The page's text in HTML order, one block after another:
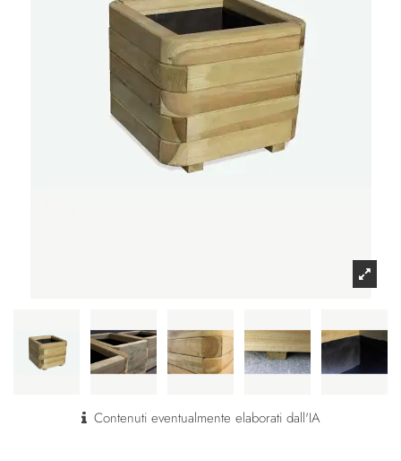
Contenuti eventualmente elaborati dall'IA